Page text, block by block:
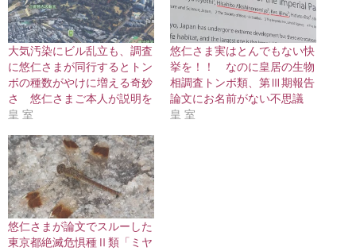
大気汚染にビル乱立も、調査
に悠仁さまが同行するとトン
ボの種数がやけに増える奇妙
さ 悠仁さまご本人が説明を
皇 室
悠仁さま実はとんでもない快
挙を！！ なのに皇居の生物
相調査トンボ類、第Ⅲ期報告
論文にお名前がない不思議
皇 室
悠仁さまが論文でスルーした
東京都絶滅危惧種Ⅱ類「ミヤ